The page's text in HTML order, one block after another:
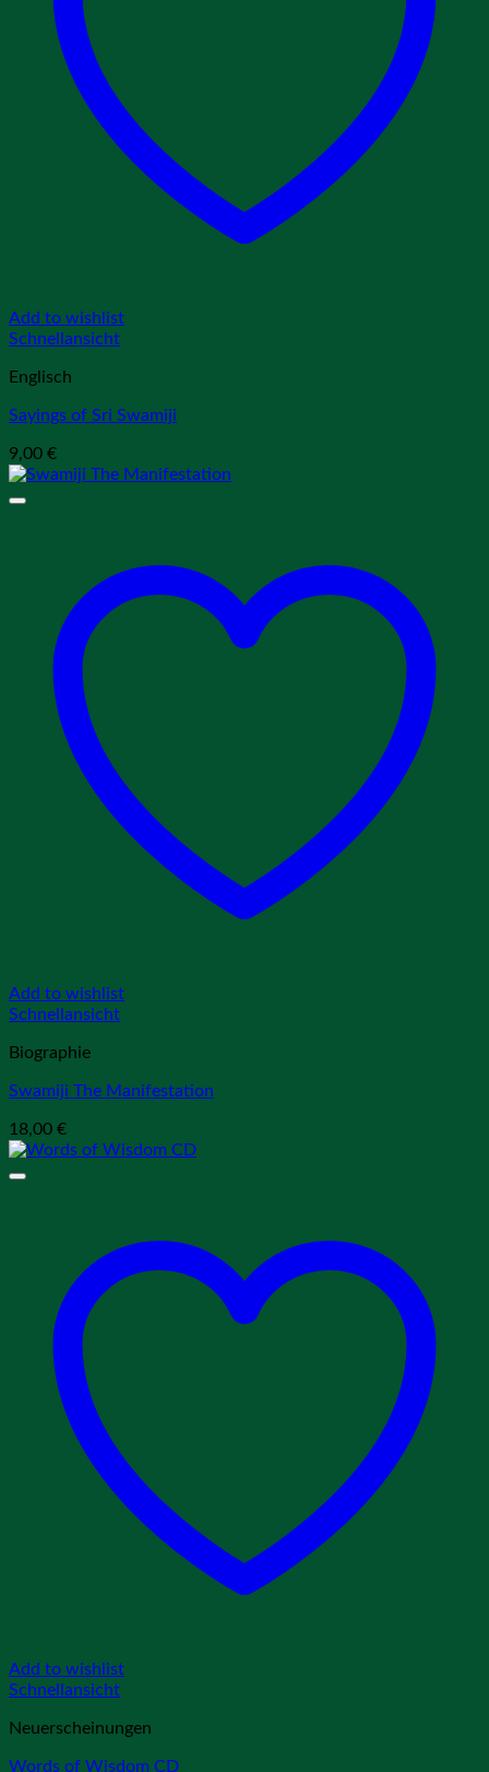
Add to wishlist
Schnellansicht
Englisch
Sayings of Sri Swamiji
9,00 €
Add to wishlist
Schnellansicht
Biographie
Swamiji The Manifestation
18,00 €
Add to wishlist
Schnellansicht
Neuerscheinungen
Words of Wisdom CD